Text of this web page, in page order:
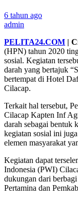
6 tahun ago
admin
PELITA24.COM |
(HPN) tahun 2020
sosial. Kegiatan
darah yang bertajuk
bertempat di Hotel
Cilacap.
Terkait hal tersebut,
Cilacap Kapten Inf
darah sebagai bentuk
kegiatan sosial ini
elemen masyarakat
Kegiatan dapat
Indonesia (PWI)
dukungan dari
Pertamina dan